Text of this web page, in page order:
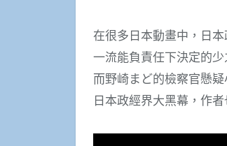
在很多日本動畫中，日
一流能負責任下決定的
而野崎まど的檢察官懸
日本政經界大黑幕，作